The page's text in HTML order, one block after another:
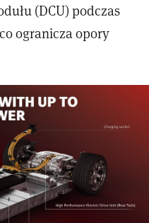
(DCU) podczas
ogranicza opory